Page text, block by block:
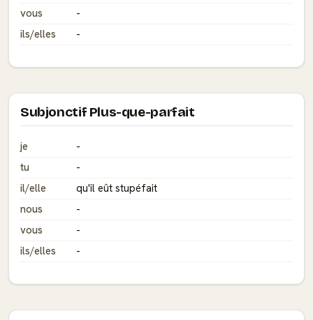
vous
-
ils/elles
-
Subjonctif Plus-que-parfait
je
-
tu
-
il/elle
qu'il eût stupéfait
nous
-
vous
-
ils/elles
-